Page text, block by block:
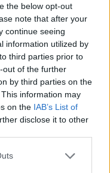
the below opt-out
note that after your
continue seeing
information utilized by
third parties prior to
out of the further
by third parties on the
information may
on the IAB’s List of
disclose it to other
PLUS
øker